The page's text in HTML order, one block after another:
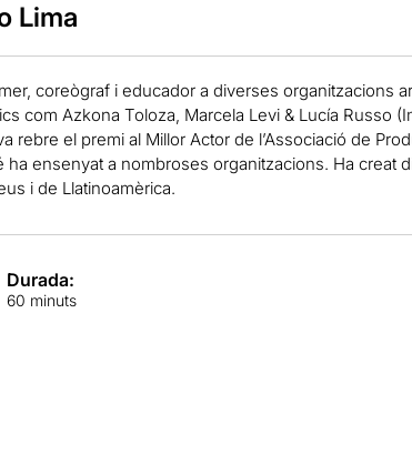
Lima
coreògraf i educador a diverses organitzacions
com Azkona Toloza, Marcela Levi & Lucía Russo
rebre el premi al Millor Actor de l’Associació de
ha ensenyat a nombroses organitzacions. Ha creat
i de Llatinoamèrica.
Durada:
60 minuts